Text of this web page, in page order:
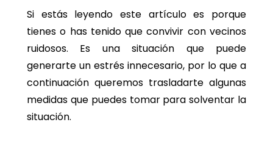
Si estás leyendo este artículo es porque
tienes o has tenido que convivir con vecinos
ruidosos. Es una situación que puede
generarte un estrés innecesario, por lo que a
continuación queremos trasladarte algunas
medidas que puedes tomar para solventar la
situación.